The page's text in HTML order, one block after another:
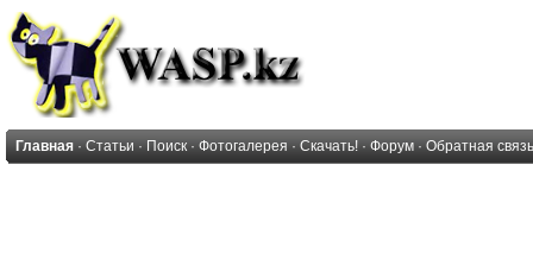
Главная · Статьи · Поиск · Фотогалерея · Скачать! · Форум · Обратная связь